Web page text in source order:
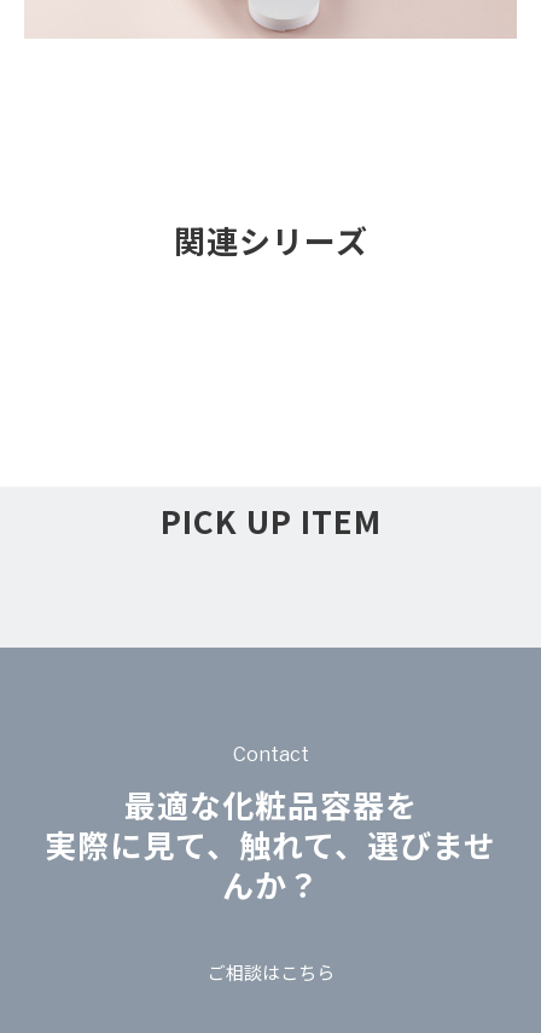
関連シリーズ
PICK UP ITEM
Contact
最適な化粧品容器を
実際に見て、触れて、選びませ
んか？
ご相談はこちら